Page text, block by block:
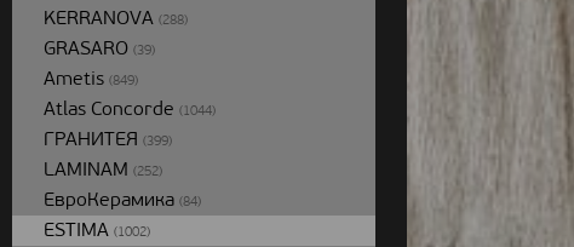
KERRANOVA (288)
GRASARO (39)
Ametis (849)
Atlas Concorde (1044)
ГРАНИТЕЯ (399)
LAMINAM (252)
ЕвроКерамика (84)
ESTIMA (1002)